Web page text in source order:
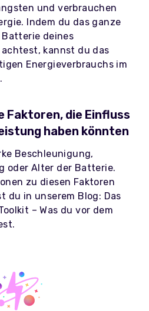
und verbrauchen
Indem du das ganze
deines
kannst du das
Energieverbrauchs im
Faktoren, die Einfluss
haben könnten
Beschleunigung,
oder Alter der Batterie.
zu diesen Faktoren
du in unserem Blog: Das
– Was du vor dem